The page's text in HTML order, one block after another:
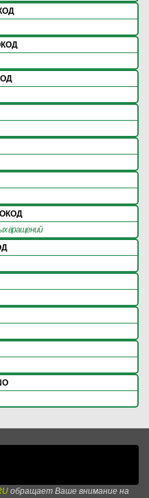
вращений
обращает Ваше внимание на